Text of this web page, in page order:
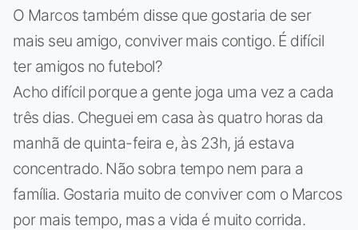
O Marcos também disse que gostaria de ser
mais seu amigo, conviver mais contigo. É difícil
ter amigos no futebol?
Acho difícil porque a gente joga uma vez a cada
três dias. Cheguei em casa às quatro horas da
manhã de quinta-feira e, às 23h, já estava
concentrado. Não sobra tempo nem para a
família. Gostaria muito de conviver com o Marcos
por mais tempo, mas a vida é muito corrida.